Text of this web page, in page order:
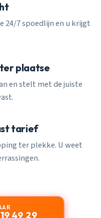
24/7 spoedlijn en u krijgt
plaatse
en stelt met de juiste
tarief
ter plekke. U weet
49 29